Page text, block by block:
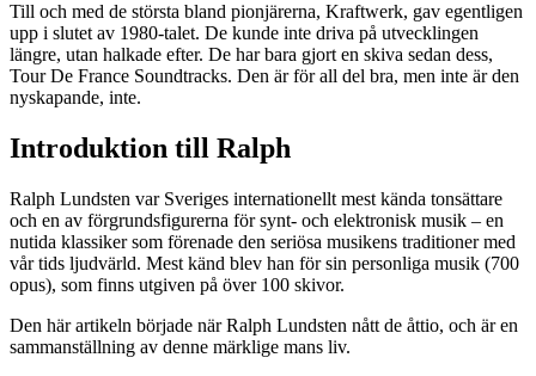
Till och med de största bland pionjärerna, Kraftwerk, gav egentligen
upp i slutet av 1980-talet. De kunde inte driva på utvecklingen
längre, utan halkade efter. De har bara gjort en skiva sedan dess,
Tour De France Soundtracks. Den är för all del bra, men inte är den
nyskapande, inte.
Introduktion till Ralph
Ralph Lundsten var Sveriges internationellt mest kända tonsättare
och en av förgrundsfigurerna för synt- och elektronisk musik – en
nutida klassiker som förenade den seriösa musikens traditioner med
vår tids ljudvärld. Mest känd blev han för sin personliga musik (700
opus), som finns utgiven på över 100 skivor.
Den här artikeln började när Ralph Lundsten nått de åttio, och är en
sammanställning av denne märklige mans liv.